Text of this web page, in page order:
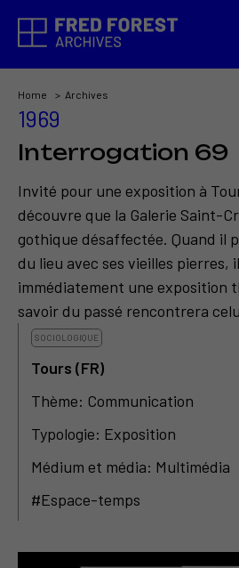
Home Archives
1969
Interrogation 69
Invité pour une exposition à
découvre que la Galerie Saint-
gothique désaffectée. Quand il
du lieu avec ses vieilles pierres,
immédiatement une exposition
savoir du passé rencontrera
SOCIOLOGIQUE
Tours (FR)
Thème: Communication
Typologie: Exposition
Médium et média: Multimédia
#Espace-temps